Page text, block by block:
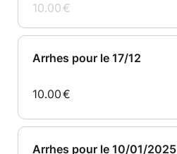
10.00 €
Arrhes pour le 17/12
10.00€
Arrhes pour le 10/01/2025